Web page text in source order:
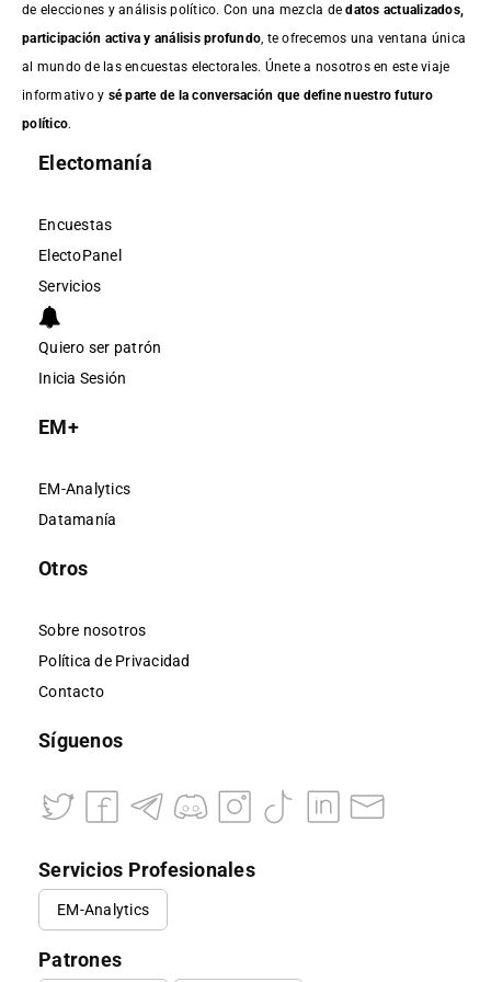
de elecciones y análisis político. Con una mezcla dedatos actualizados,
participación activa y análisis profundo , te ofrecemos una ventana única
al mundo de las encuestas electorales. Únete a nosotros en este viaje
informativo y sé parte de la conversación que define nuestro futuro
político.
Electomanía
Encuestas
ElectoPanel
Servicios
Quiero ser patrón
Inicia Sesión
EM+
EM-Analytics
Datamanía
Otros
Sobre nosotros
Política de Privacidad
Contacto
Síguenos
Servicios Profesionales
EM-Analytics
Patrones